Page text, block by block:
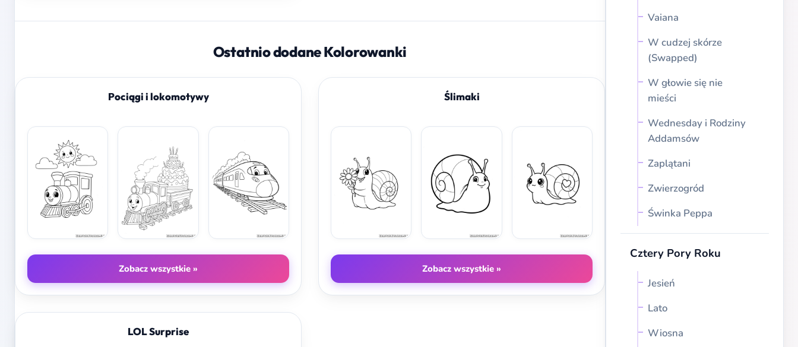
Vaiana
W cudzej skórze
(Swapped)
W głowie się nie
mieści
Wednesday i Rodziny
Addamsów
Zaplątani
Zwierzogród
Świnka Peppa
Cztery Pory Roku
Jesień
Lato
Wiosna
Ostatnio dodane Kolorowanki
Pociągi i lokomotywy
Zobacz wszystkie »
Ślimaki
Zobacz wszystkie »
LOL Surprise